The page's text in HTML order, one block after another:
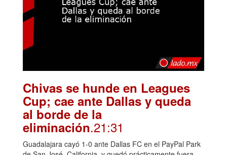
Chivas se hunde en Leagues
Cup; cae ante Dallas y queda
al borde de la
eliminación.21:31
Guadalajara cayó 1-0 ante Dallas FC en el PayPal Park